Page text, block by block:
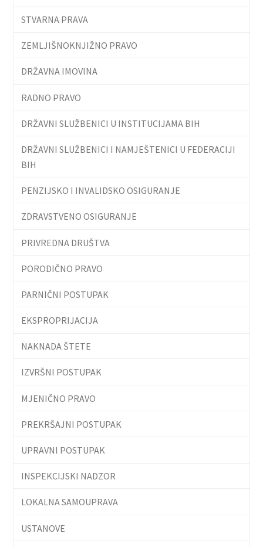
STVARNA PRAVA
ZEMLJIŠNOKNJIŽNO PRAVO
DRŽAVNA IMOVINA
RADNO PRAVO
DRŽAVNI SLUŽBENICI U INSTITUCIJAMA BIH
DRŽAVNI SLUŽBENICI I NAMJEŠTENICI U FEDERACIJI
BIH
PENZIJSKO I INVALIDSKO OSIGURANJE
ZDRAVSTVENO OSIGURANJE
PRIVREDNA DRUŠTVA
PORODIČNO PRAVO
PARNIČNI POSTUPAK
EKSPROPRIJACIJA
NAKNADA ŠTETE
IZVRŠNI POSTUPAK
MJENIČNO PRAVO
PREKRŠAJNI POSTUPAK
UPRAVNI POSTUPAK
INSPEKCIJSKI NADZOR
LOKALNA SAMOUPRAVA
USTANOVE